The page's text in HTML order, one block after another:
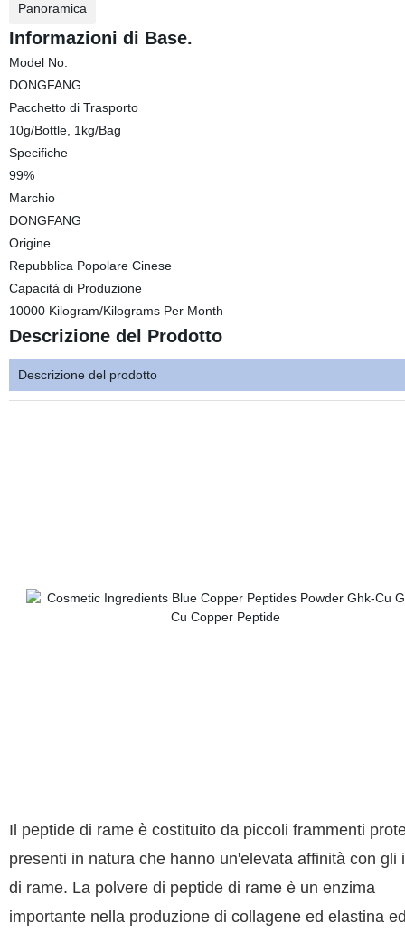
Panoramica
Informazioni di Base.
Model No.
DONGFANG
Pacchetto di Trasporto
10g/Bottle, 1kg/Bag
Specifiche
99%
Marchio
DONGFANG
Origine
Repubblica Popolare Cinese
Capacità di Produzione
10000 Kilogram/Kilograms Per Month
Descrizione del Prodotto
Descrizione del prodotto
Il peptide di rame è costituito da piccoli frammenti
presenti in natura che hanno un'elevata affinità con gli
di rame. La polvere di peptide di rame è un enzima
importante nella produzione di collagene ed elastina